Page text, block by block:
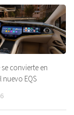
convierte en
nuevo EQS